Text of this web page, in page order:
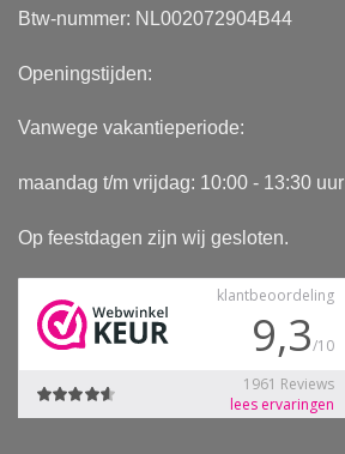
Btw-nummer: NL002072904B44
Openingstijden:
Vanwege vakantieperiode:
maandag t/m vrijdag: 10:00 - 13:30 uur
Op feestdagen zijn wij gesloten.